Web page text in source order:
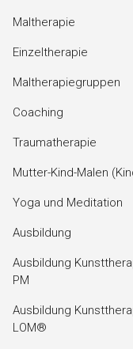
Maltherapie
Einzeltherapie
Maltherapiegruppen
Coaching
Traumatherapie
Mutter-Kind-Malen
Yoga und Meditation
Ausbildung
Ausbildung
PM
Ausbildung
LOM®